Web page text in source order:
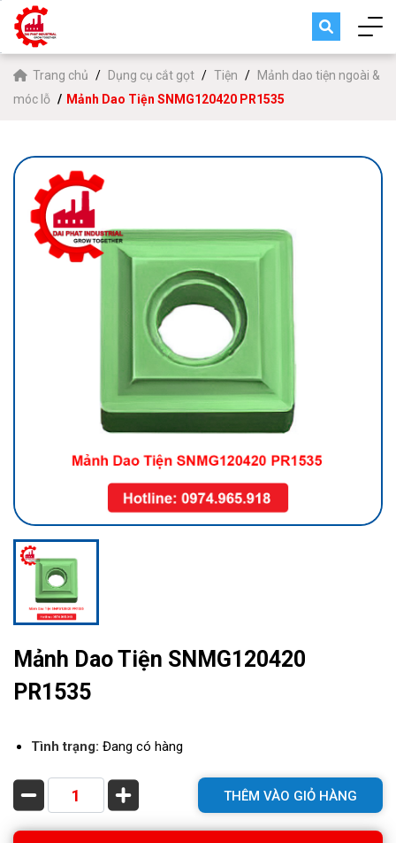
Trang chủ Dụng cụ cắt gọt Tiện
Mảnh dao tiện ngoài &
móc lỗ
Mảnh Dao Tiện SNMG120420 PR1535
Mảnh Dao Tiện SNMG120420
PR1535
Tình trạng: Đang có hàng
THÊM VÀO GIỎ HÀNG